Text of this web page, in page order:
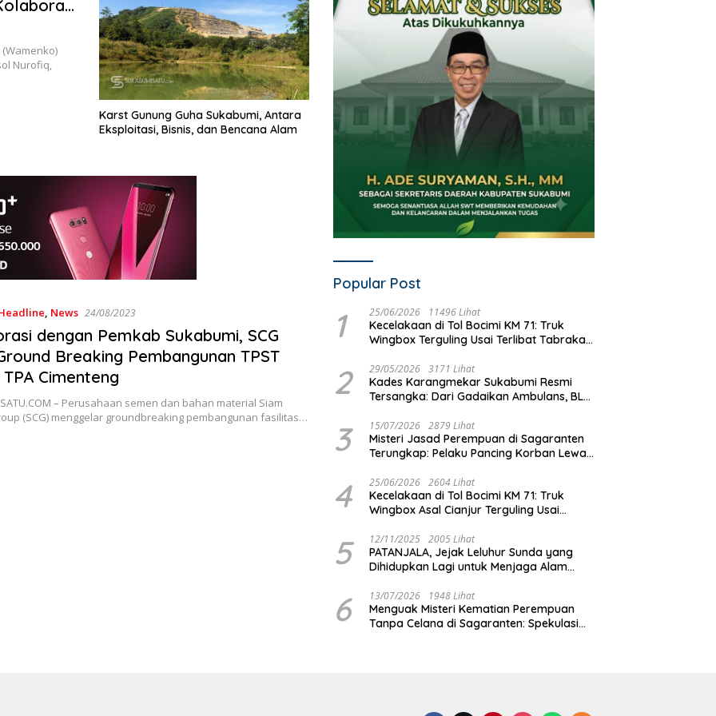
(Wamenko)
Nurofiq,
Karst Gunung Guha Sukabumi, Antara
Eksploitasi, Bisnis, dan Bencana Alam
, News 24/08/2023
dengan Pemkab Sukabumi, SCG
Breaking Pembangunan TPST
TPA Cimenteng
– Perusahaan semen dan bahan material Siam
(SCG) menggelar groundbreaking pembangunan fasilitas…
Popular Post
1 25/06/2026 11496 Lihat
Kecelakaan di Tol Bocimi KM 71: Truk
Wingbox Terguling Usai Terlibat Tabrakan
2 29/05/2026 3171 Lihat
Kades Karangmekar Sukabumi Resmi
Tersangka: Dari Gadaikan Ambulans, BLT
3 15/07/2026 2879 Lihat
Misteri Jasad Perempuan di Sagaranten
Terungkap: Pelaku Pancing Korban Lewat
4 25/06/2026 2604 Lihat
Kecelakaan di Tol Bocimi KM 71: Truk
Wingbox Asal Cianjur Terguling Usai
RS Sekarwangi
5 12/11/2025 2005 Lihat
PATANJALA, Jejak Leluhur Sunda yang
Dihidupkan Lagi untuk Menjaga Alam
6 13/07/2026 1948 Lihat
Menguak Misteri Kematian Perempuan
Tanpa Celana di Sagaranten: Spekulasi